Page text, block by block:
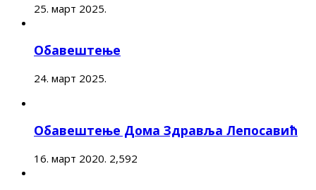
25. март 2025.
Обавештење
24. март 2025.
Обавештење Дома Здравља Лепосавић
16. март 2020. 2,592